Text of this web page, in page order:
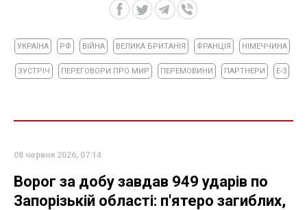
УКРАЇНА РФ ВІЙНА ВЕЛИКА БРИТАНІЯ ФРАНЦІЯ НІМЕЧЧИНА
ЗУСТРІЧ ПЕРЕГОВОРИ ПРО МИР ПЕРЕМОВИНИ ПАРТНЕРИ Е-3
08 червня 2026, 07:14
Ворог за добу завдав 949 ударів по
Запорізькій області: п'ятеро загиблих,